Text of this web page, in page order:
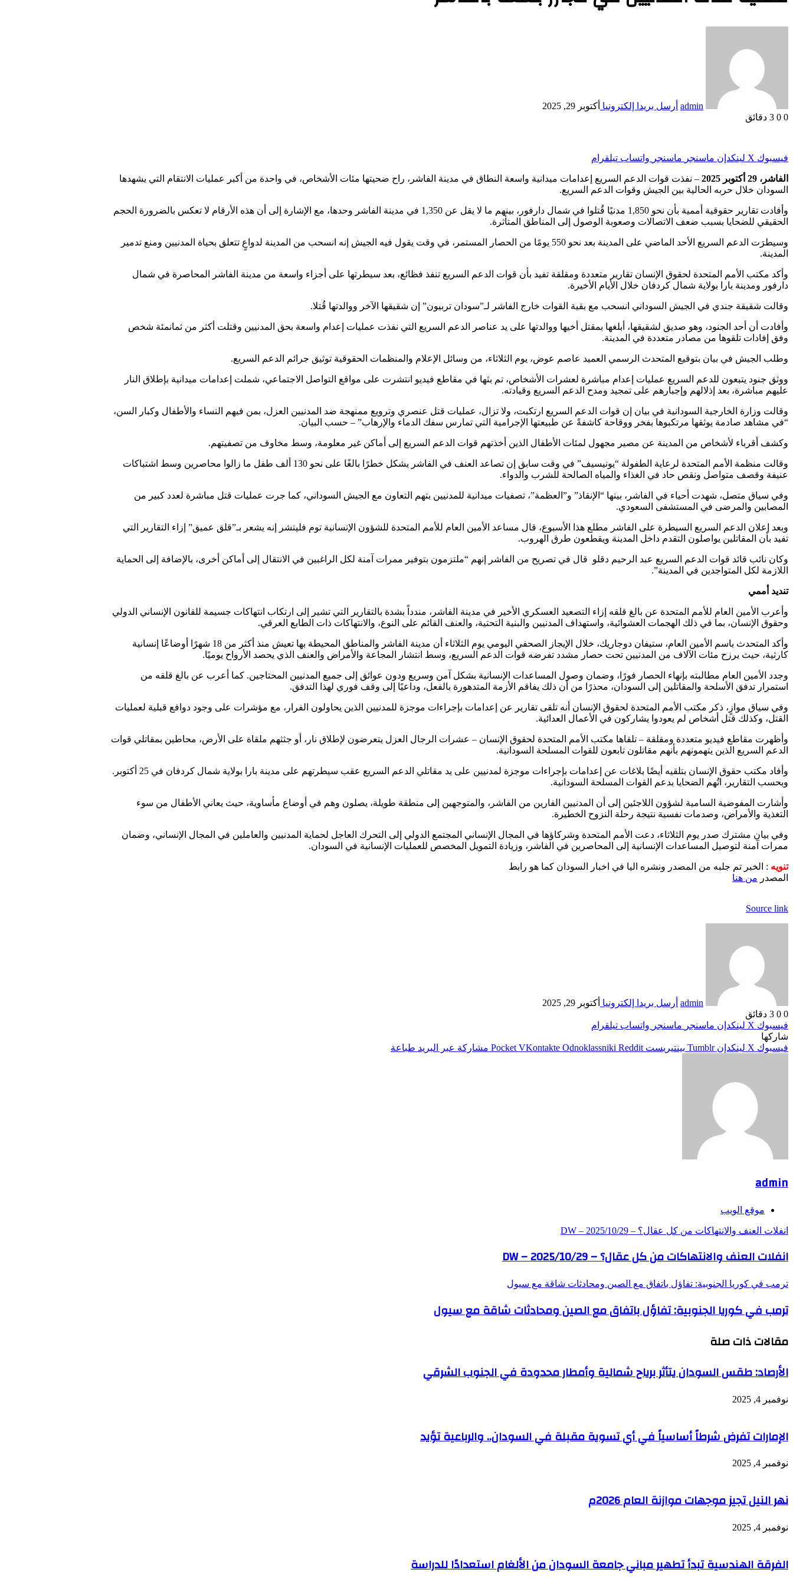
admin أرسل بريدا إلكترونيا أكتوبر 29, 2025
0
3 دقائق
فيسبوك ‫X لينكدإن ماسنجر ماسنجر واتساب تيلقرام
الفاشر، 29 أكتوبر 2025
– نفذت قوات الدعم السريع إعدامات ميدانية واسعة النطاق في مدينة الفاشر، راح ضحيتها مئات الأشخاص، في واحدة من أكبر عمليات الانتقام التي يشهدها
السودان خلال حربه الحالية بين الجيش وقوات الدعم السريع.
وأفادت تقارير حقوقية أممية بأن نحو 1,850 مدنيًا قُتلوا في شمال دارفور، بينهم ما لا يقل عن 1,350 في مدينة الفاشر وحدها، مع الإشارة إلى أن هذه الأرقام لا تعكس بالضرورة الحجم
الحقيقي للضحايا بسبب ضعف الاتصالات وصعوبة الوصول إلى المناطق المتأثرة.
وسيطرَت الدعم السريع الأحد الماضي على المدينة بعد نحو 550 يومًا من الحصار المستمر، في وقت يقول فيه الجيش إنه انسحب من المدينة لدواعٍ تتعلق بحياة المدنيين ومنع تدمير
المدينة.
وأكد مكتب الأمم المتحدة لحقوق الإنسان تقارير متعددة ومقلقة تفيد بأن قوات الدعم السريع تنفذ فظائع، بعد سيطرتها على أجزاء واسعة من مدينة الفاشر المحاصرة في شمال
دارفور ومدينة بارا بولاية شمال كردفان خلال الأيام الأخيرة.
وقالت شقيقة جندي في الجيش السوداني انسحب مع بقية القوات خارج الفاشر لـ”سودان تربيون” إن شقيقها الآخر ووالدتها قُتلا.
وأفادت أن أحد الجنود، وهو صديق لشقيقها، أبلغها بمقتل أخيها ووالدتها على يد عناصر الدعم السريع التي نفذت عمليات إعدام واسعة بحق المدنيين وقتلت أكثر من ثمانمئة شخص
وفق إفادات تلقوها من مصادر متعددة في المدينة.
وطلب الجيش في بيان بتوقيع المتحدث الرسمي العميد عاصم عوض، يوم الثلاثاء، من وسائل الإعلام والمنظمات الحقوقية توثيق جرائم الدعم السريع.
ووثق جنود يتبعون للدعم السريع عمليات إعدام مباشرة لعشرات الأشخاص، تم بثها في مقاطع فيديو انتشرت على مواقع التواصل الاجتماعي، شملت إعدامات ميدانية بإطلاق النار
عليهم مباشرة، بعد إذلالهم وإجبارهم على تمجيد ومدح الدعم السريع وقيادته.
وقالت وزارة الخارجية السودانية في بيان إن قوات الدعم السريع ارتكبت، ولا تزال، عمليات قتل عنصري وترويع ممنهجة ضد المدنيين العزل، بمن فيهم النساء والأطفال وكبار السن،
“في مشاهد صادمة يوثقها مرتكبوها بفخر ووقاحة كاشفةً عن طبيعتها الإجرامية التي تمارس سفك الدماء والإرهاب” – حسب البيان.
وكشف أقرباء لأشخاص من المدينة عن مصير مجهول لمئات الأطفال الذين أخذتهم قوات الدعم السريع إلى أماكن غير معلومة، وسط مخاوف من تصفيتهم.
وقالت منظمة الأمم المتحدة لرعاية الطفولة “يونيسيف” في وقت سابق إن تصاعد العنف في الفاشر يشكل خطرًا بالغًا على نحو 130 ألف طفل ما زالوا محاصرين وسط اشتباكات
عنيفة وقصف متواصل ونقص حاد في الغذاء والمياه الصالحة للشرب والدواء.
وفي سياق متصل، شهدت أحياء في الفاشر، بينها “الإنقاذ” و”العظمة”، تصفيات ميدانية للمدنيين بتهم التعاون مع الجيش السوداني، كما جرت عمليات قتل مباشرة لعدد كبير من
المصابين والمرضى في المستشفى السعودي.
وبعد إعلان الدعم السريع السيطرة على الفاشر مطلع هذا الأسبوع، قال مساعد الأمين العام للأمم المتحدة للشؤون الإنسانية توم فليتشر إنه يشعر بـ”قلق عميق” إزاء التقارير التي
تفيد بأن المقاتلين يواصلون التقدم داخل المدينة ويقطعون طرق الهروب.
وكان نائب قائد قوات الدعم السريع عبد الرحيم دقلو قال في تصريح من الفاشر إنهم “ملتزمون بتوفير ممرات آمنة لكل الراغبين في الانتقال إلى أماكن أخرى، بالإضافة إلى الحماية
اللازمة لكل المتواجدين في المدينة”.
تنديد أممي
وأعرب الأمين العام للأمم المتحدة عن بالغ قلقه إزاء التصعيد العسكري الأخير في مدينة الفاشر، مندداً بشدة بالتقارير التي تشير إلى ارتكاب انتهاكات جسيمة للقانون الإنساني الدولي
وحقوق الإنسان، بما في ذلك الهجمات العشوائية، واستهداف المدنيين والبنية التحتية، والعنف القائم على النوع، والانتهاكات ذات الطابع العرقي.
وأكد المتحدث باسم الأمين العام، ستيفان دوجاريك، خلال الإيجاز الصحفي اليومي يوم الثلاثاء أن مدينة الفاشر والمناطق المحيطة بها تعيش منذ أكثر من 18 شهرًا أوضاعًا إنسانية
كارثية، حيث يرزح مئات الآلاف من المدنيين تحت حصار مشدد تفرضه قوات الدعم السريع، وسط انتشار المجاعة والأمراض والعنف الذي يحصد الأرواح يوميًا.
وجدد الأمين العام مطالبته بإنهاء الحصار فورًا، وضمان وصول المساعدات الإنسانية بشكل آمن وسريع ودون عوائق إلى جميع المدنيين المحتاجين. كما أعرب عن بالغ قلقه من
استمرار تدفق الأسلحة والمقاتلين إلى السودان، محذرًا من أن ذلك يفاقم الأزمة المتدهورة بالفعل، وداعيًا إلى وقف فوري لهذا التدفق.
وفي سياق موازٍ، ذكر مكتب الأمم المتحدة لحقوق الإنسان أنه تلقى تقارير عن إعدامات بإجراءات موجزة للمدنيين الذين يحاولون الفرار، مع مؤشرات على وجود دوافع قبلية لعمليات
القتل، وكذلك قتل أشخاص لم يعودوا يشاركون في الأعمال العدائية.
وأظهرت مقاطع فيديو متعددة ومقلقة – تلقاها مكتب الأمم المتحدة لحقوق الإنسان – عشرات الرجال العزل يتعرضون لإطلاق نار، أو جثثهم ملقاة على الأرض، محاطين بمقاتلي قوات
الدعم السريع الذين يتهمونهم بأنهم مقاتلون تابعون للقوات المسلحة السودانية.
وأفاد مكتب حقوق الإنسان بتلقيه أيضًا بلاغات عن إعدامات بإجراءات موجزة لمدنيين على يد مقاتلي الدعم السريع عقب سيطرتهم على مدينة بارا بولاية شمال كردفان في 25 أكتوبر.
وبحسب التقارير، اتُهم الضحايا بدعم القوات المسلحة السودانية.
وأشارت المفوضية السامية لشؤون اللاجئين إلى أن المدنيين الفارين من الفاشر، والمتوجهين إلى منطقة طويلة، يصلون وهم في أوضاع مأساوية، حيث يعاني الأطفال من سوء
التغذية والأمراض، وصدمات نفسية نتيجة رحلة النزوح الخطيرة.
وفي بيان مشترك صدر يوم الثلاثاء، دعت الأمم المتحدة وشركاؤها في المجال الإنساني المجتمع الدولي إلى التحرك العاجل لحماية المدنيين والعاملين في المجال الإنساني، وضمان
ممرات آمنة لتوصيل المساعدات الإنسانية إلى المحاصرين في الفاشر، وزيادة التمويل المخصص للعمليات الإنسانية في السودان.
تنويه : الخبر تم جلبه من المصدر ونشره اليا في اخبار السودان كما هو رابط
المصدر من هنا
Source link
admin أرسل بريدا إلكترونيا أكتوبر 29, 2025
0
3 دقائق
فيسبوك ‫X لينكدإن ماسنجر ماسنجر واتساب تيلقرام
شاركها
فيسبوك ‫X لينكدإن بينتيريست Odnoklassniki
‫Pocket مشاركة عبر البريد طباعة
admin
موقع الويب
انفلات العنف والانتهاكات من كل عقال؟ – DW – 2025/10/29
انفلات العنف والانتهاكات من كل عقال؟ – DW – 2025/10/29
ترمب في كوريا الجنوبية: تفاؤل باتفاق مع الصين ومحادثات شاقة مع سيول
ترمب في كوريا الجنوبية: تفاؤل باتفاق مع الصين ومحادثات شاقة مع سيول
مقالات ذات صلة
الأرصاد: طقس السودان يتأثر برياح شمالية وأمطار محدودة في الجنوب الشرقي
نوفمبر 4, 2025
الإمارات تفرض شرطاً أساسياً في أي تسوية مقبلة في السودان.. والرباعية تؤيد
نوفمبر 4, 2025
نهر النيل تجيز موجهات موازنة العام 2026م
نوفمبر 4, 2025
الفرقة الهندسية تبدأ تطهير مباني جامعة السودان من الألغام استعدادًا للدراسة